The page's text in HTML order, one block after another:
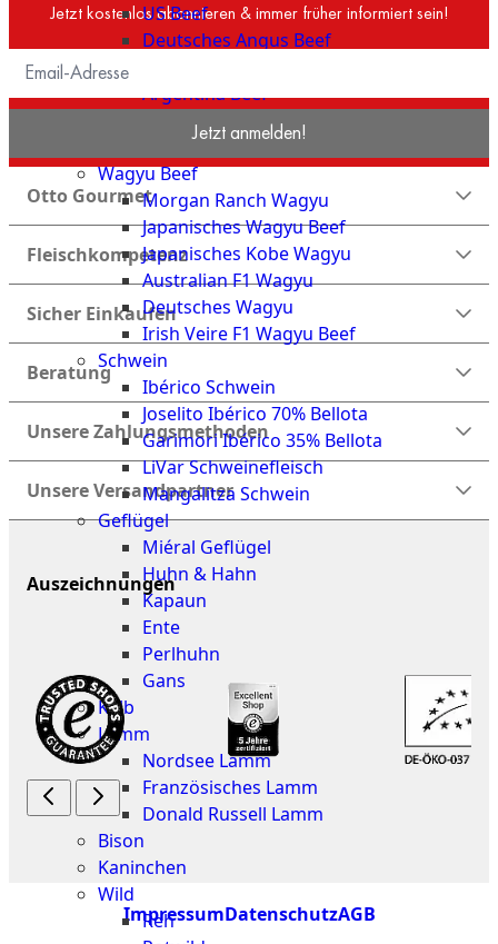
Club
|
Stuttgart
US Beef
Deutsches Angus Beef
Argentina Beef
Chianina | Toskana
Blonda Espanola | alte Kuh
Wagyu Beef
Morgan Ranch Wagyu
Japanisches Wagyu Beef
Japanisches Kobe Wagyu
Australian F1 Wagyu
Deutsches Wagyu
Irish Veire F1 Wagyu Beef
Schwein
Ibérico Schwein
Joselito Ibérico 70% Bellota
Garimori Ibérico 35% Bellota
LiVar Schweinefleisch
Mangalitza Schwein
Geflügel
Miéral Geflügel
Huhn & Hahn
Kapaun
Ente
Perlhuhn
Gans
Kalb
Lamm
Nordsee Lamm
Französisches Lamm
Donald Russell Lamm
Bison
Kaninchen
Wild
Reh
Jetzt kostenlos abonnieren & immer früher informiert sein!
Jetzt anmelden!
Otto Gourmet
Fleischkompetenz
Sicher Einkaufen
Beratung
Unsere Zahlungsmethoden
Unsere Versandpartner
Auszeichnungen
ImpressumDatenschutzAGB